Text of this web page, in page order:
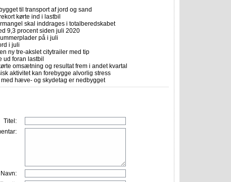
til transport af jord og sand
kørte ind i lastbil
skal inddrages i totalberedskabet
9,3 procent siden juli 2020
på i juli
i juli
ny tre-akslet citytrailer med tip
ud foran lastbil
omsætning og resultat frem i andet kvartal
aktivitet kan forebygge alvorlig stress
hæve- og skydetag er nedbygget
Titel:
Navn: